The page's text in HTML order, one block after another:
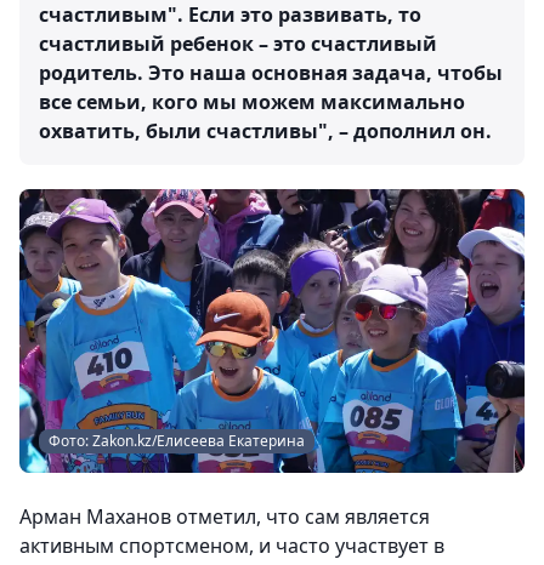
счастливым". Если это развивать, то
счастливый ребенок – это счастливый
родитель. Это наша основная задача, чтобы
все семьи, кого мы можем максимально
охватить, были счастливы", – дополнил он.
Фото: Zakon.kz/Елисеева Екатерина
Арман Маханов отметил, что сам является
активным спортсменом, и часто участвует в